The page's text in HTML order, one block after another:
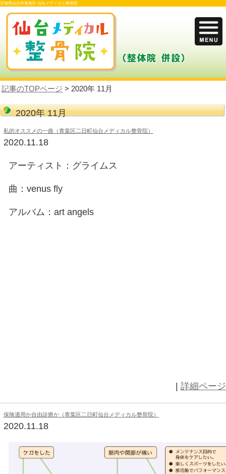
宮城県仙台市青葉区 仙台メディカル整骨院
記事のTOPページ> 2020年 11月
2020年 11月
私的オススメの一曲（青葉区二日町仙台メディカル整骨院）
2020.11.18